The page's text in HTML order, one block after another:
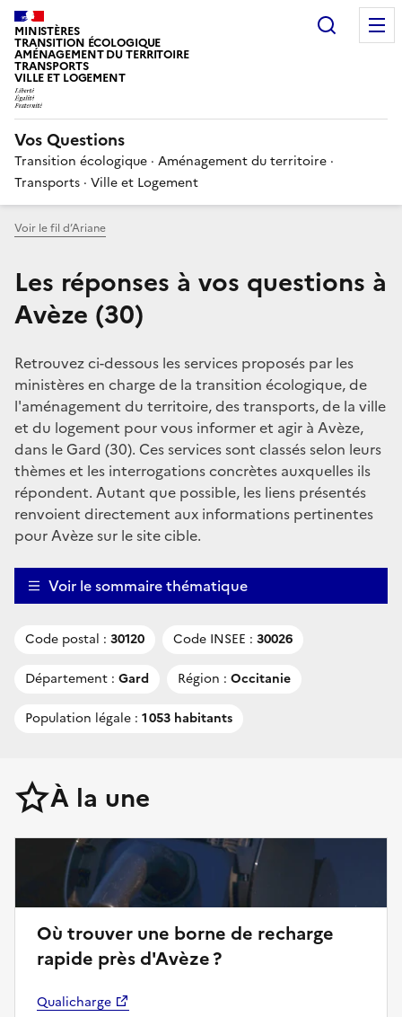
MINISTÈRES
TRANSITION ÉCOLOGIQUE
AMÉNAGEMENT DU TERRITOIRE
TRANSPORTS
VILLE ET LOGEMENT
Vos Questions
Transition écologique · Aménagement du territoire ·
Transports · Ville et Logement
Voir le fil d’Ariane
Les réponses à vos questions à
Avèze (30)
Retrouvez ci-dessous les services proposés par les
ministères en charge de la transition écologique, de
l'aménagement du territoire, des transports, de la ville
et du logement pour vous informer et agir à Avèze,
dans le Gard (30). Ces services sont classés selon leurs
thèmes et les interrogations concrètes auxquelles ils
répondent. Autant que possible, les liens présentés
renvoient directement aux informations pertinentes
pour Avèze sur le site cible.
Voir le sommaire thématique
Code postal : 30120 Code INSEE : 30026
Département : Gard Région : Occitanie
Population légale : 1 053 habitants
À la une
Où trouver une borne de recharge
rapide près d'Avèze ?
Qualicharge